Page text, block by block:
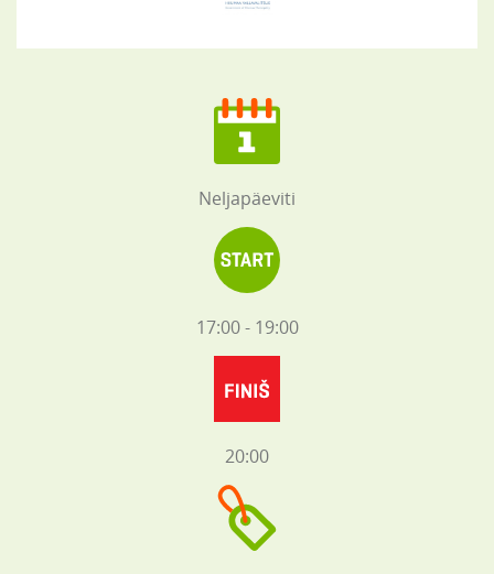
Neljapäeviti
17:00 - 19:00
20:00